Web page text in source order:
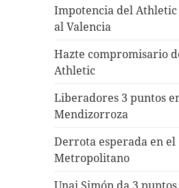
Impotencia del
al Valencia
Hazte compromisario
Athletic
Liberadores 3 puntos
Mendizorroza
Derrota esperada en el
Metropolitano